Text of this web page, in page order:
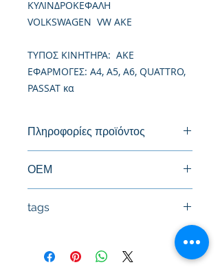
ΚΥΛΙΝΔΡΟΚΕΦΑΛΗ
VOLKSWAGEN VW AKE
TΥΠΟΣ ΚΙΝΗΤΗΡΑ: AKE
ΕΦΑΡΜΟΓΕΣ: A4, A5, A6, QUATTRO,
PASSAT κα
Πληροφορίες προϊόντος
ΟΕΜ
tags
#Κυλινδροκεφαλή #Κεφαλάρι
#TPTOPLINE